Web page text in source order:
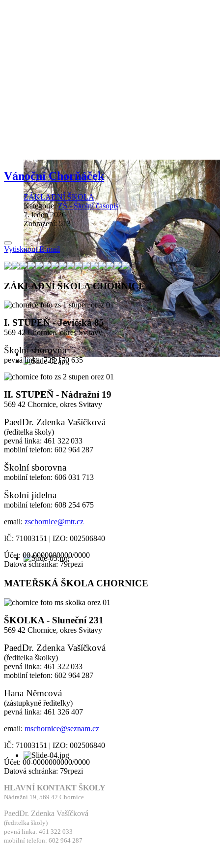
Vánoční Chorňáček
ZÁKLADNÍ ŠKOLA
Kategorie:ZŠ - Školní časopis
7. leden 2026
Zobrazení: 513
VytisknoutE-mail
ZÁKLADNÍ ŠKOLA CHORNICE
I. STUPEŇ - Jevíčská 85
569 42 Chornice. okres Svitavy
Školní sborovna
pevná linka: 725 170 635
II. STUPEŇ - Nádražní 19
569 42 Chornice, okres Svitavy
PaedDr. Zdenka Vašíčková
(ředitelka školy)
pevná linka: 461 322 033
mobilní telefon: 602 964 287
Školní sborovna
mobilní telefon: 606 031 713
Školní jídelna
mobilní telefon: 608 254 675
email: zschornice@mtr.cz
IČ: 71003151 | IZO: 002506840
Účet: 00-0000000000/0000
Datová schránka: 79rpezi
MATEŘSKÁ ŠKOLA CHORNICE
ŠKOLKA - Sluneční 231
569 42 Chornice, okres Svitavy
PaedDr. Zdenka Vašíčková
(ředitelka školky)
pevná linka: 461 322 033
mobilní telefon: 602 964 287
Hana Němcová
(zástupkyně ředitelky)
pevná linka: 461 326 407
email: mschornice@seznam.cz
IČ: 71003151 | IZO: 002506840
Účet: 00-0000000000/0000
Datová schránka: 79rpezi
HLAVNÍ KONTAKT ŠKOLY
Nádražní 19, 569 42 Chornice
PaedDr. Zdenka Vašíčková
(ředitelka školy)
pevná linka: 461 322 033
mobilní telefon: 602 964 287